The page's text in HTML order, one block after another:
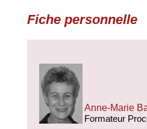
Fiche personnelle
Anne-Marie
Formateur